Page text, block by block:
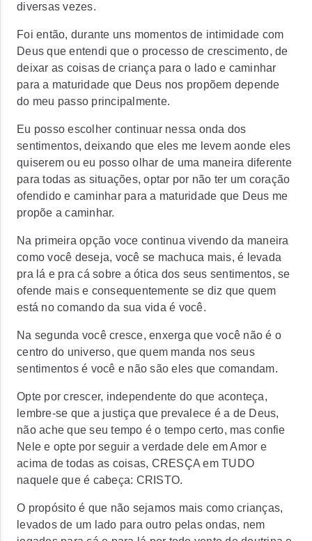
diversas vezes.
Foi então, durante uns momentos de intimidade com
Deus que entendi que o processo de crescimento, de
deixar as coisas de criança para o lado e caminhar
para a maturidade que Deus nos propõem depende
do meu passo principalmente.
Eu posso escolher continuar nessa onda dos
sentimentos, deixando que eles me levem aonde eles
quiserem ou eu posso olhar de uma maneira diferente
para todas as situações, optar por não ter um coração
ofendido e caminhar para a maturidade que Deus me
propõe a caminhar.
Na primeira opção voce continua vivendo da maneira
como você deseja, você se machuca mais, é levada
pra lá e pra cá sobre a ótica dos seus sentimentos, se
ofende mais e consequentemente se diz que quem
está no comando da sua vida é você.
Na segunda você cresce, enxerga que você não é o
centro do universo, que quem manda nos seus
sentimentos é você e não são eles que comandam.
Opte por crescer, independente do que aconteça,
lembre-se que a justiça que prevalece é a de Deus,
não ache que seu tempo é o tempo certo, mas confie
Nele e opte por seguir a verdade dele em Amor e
acima de todas as coisas, CRESÇA em TUDO
naquele que é cabeça: CRISTO.
O propósito é que não sejamos mais como crianças,
levados de um lado para outro pelas ondas, nem